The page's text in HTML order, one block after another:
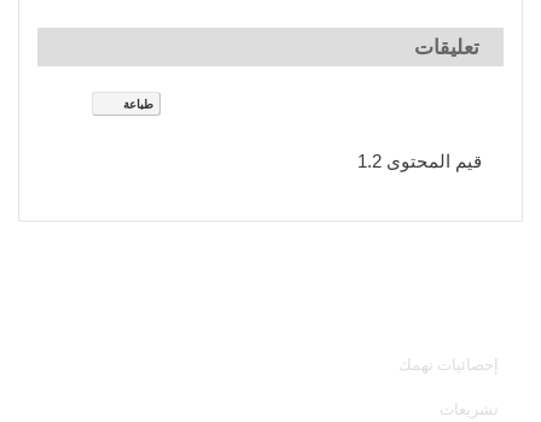
تعليقات
طباعة
قيم المحتوى 1.2
إحصائيات تهمك
تشريعات